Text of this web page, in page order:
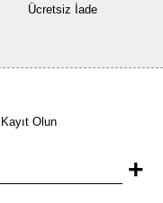
Ücretsiz İade
Olun
+